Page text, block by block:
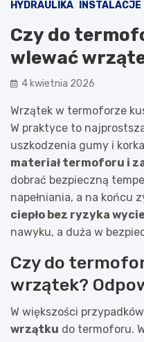
HYDRAULIKA INSTALACJE
Czy do
wlewać
4 kwietnia 2026
Wrzątek w termoforze
W praktyce to
uszkodzenia gumy i
materiał termoforu i
dobrać bezpieczną
napełniania, a na końcu
ciepło bez ryzyka
nawyku, a duża w
Czy do
wrzątek?
W większości przypadków
wrzątku do termoforu.